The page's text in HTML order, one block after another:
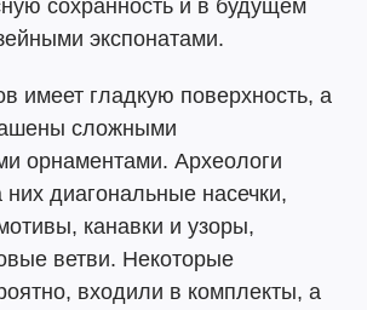
сохранность и в будущем
экспонатами.
имеет гладкую поверхность, а
сложными
орнаментами. Археологи
диагональные насечки,
канавки и узоры,
ветви. Некоторые
входили в комплекты, а